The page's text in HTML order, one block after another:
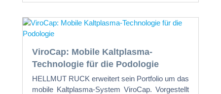
ViroCap: Mobile Kaltplasma-
Technologie für die Podologie
HELLMUT RUCK erweitert sein Portfolio um das
mobile Kaltplasma-System ViroCap. Vorgestellt